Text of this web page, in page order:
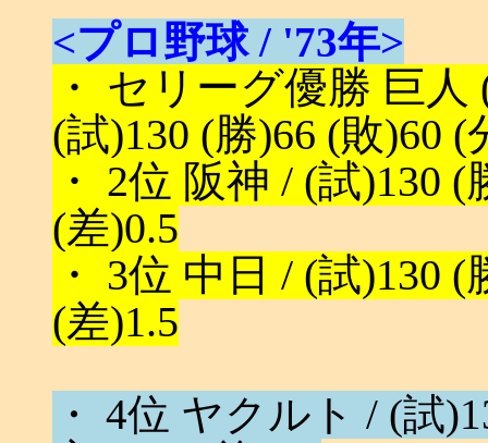
<プロ野球 / '73年>
・ セリーグ優勝 巨
(試)130 (勝)66 (敗)60 (
・ 2位 阪神 / (試)130
(差)0.5
・ 3位 中日 / (試)130
(差)1.5
・ 4位 ヤクルト / (試